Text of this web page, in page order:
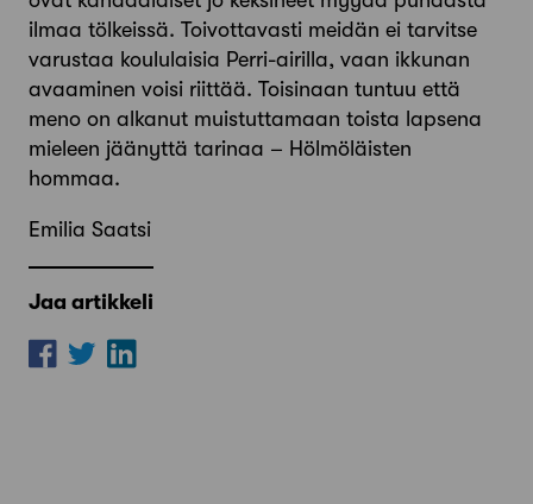
ilmaa tölkeissä. Toivottavasti meidän ei tarvitse
varustaa koululaisia Perri-airilla, vaan ikkunan
avaaminen voisi riittää. Toisinaan tuntuu että
meno on alkanut muistuttamaan toista lapsena
mieleen jäänyttä tarinaa – Hölmöläisten
hommaa.
Emilia Saatsi
Jaa artikkeli